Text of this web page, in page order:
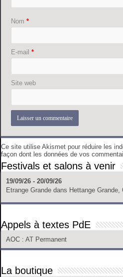
Nom*
E-mail*
Site web
Ce site utilise Akismet pour réduire les
façon dont les données de vos
Festivals et salons à venir
19/09/26 - 20/09/26
Etrange Grande dans Hettange Grande,
Appels à textes PdE
AOC : AT Permanent
La boutique